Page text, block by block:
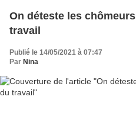
On déteste les
travail
Publié le 14/05/2021 à 07:47
Par Nina